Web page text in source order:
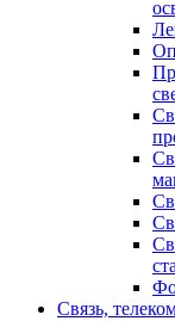
Связь,